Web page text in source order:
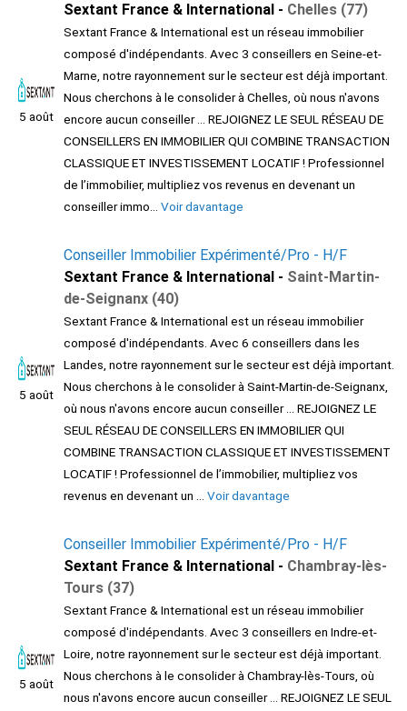
5 août
Sextant France & International - Chelles (77)
Sextant France & International est un réseau immobilier
composé d'indépendants. Avec 3 conseillers en Seine-et-
Marne, notre rayonnement sur le secteur est déjà important.
Nous cherchons à le consolider à Chelles, où nous n'avons
encore aucun conseiller ... REJOIGNEZ LE SEUL RÉSEAU DE
CONSEILLERS EN IMMOBILIER QUI COMBINE TRANSACTION
CLASSIQUE ET INVESTISSEMENT LOCATIF ! Professionnel
de l’immobilier, multipliez vos revenus en devenant un
conseiller immo... Voir davantage
5 août
Conseiller Immobilier Expérimenté/Pro - H/F
Sextant France & International - Saint-Martin-
de-Seignanx (40)
Sextant France & International est un réseau immobilier
composé d'indépendants. Avec 6 conseillers dans les
Landes, notre rayonnement sur le secteur est déjà important.
Nous cherchons à le consolider à Saint-Martin-de-Seignanx,
où nous n'avons encore aucun conseiller ... REJOIGNEZ LE
SEUL RÉSEAU DE CONSEILLERS EN IMMOBILIER QUI
COMBINE TRANSACTION CLASSIQUE ET INVESTISSEMENT
LOCATIF ! Professionnel de l’immobilier, multipliez vos
revenus en devenant un ... Voir davantage
5 août
Conseiller Immobilier Expérimenté/Pro - H/F
Sextant France & International - Chambray-lès-
Tours (37)
Sextant France & International est un réseau immobilier
composé d'indépendants. Avec 3 conseillers en Indre-et-
Loire, notre rayonnement sur le secteur est déjà important.
Nous cherchons à le consolider à Chambray-lès-Tours, où
nous n'avons encore aucun conseiller ... REJOIGNEZ LE SEUL